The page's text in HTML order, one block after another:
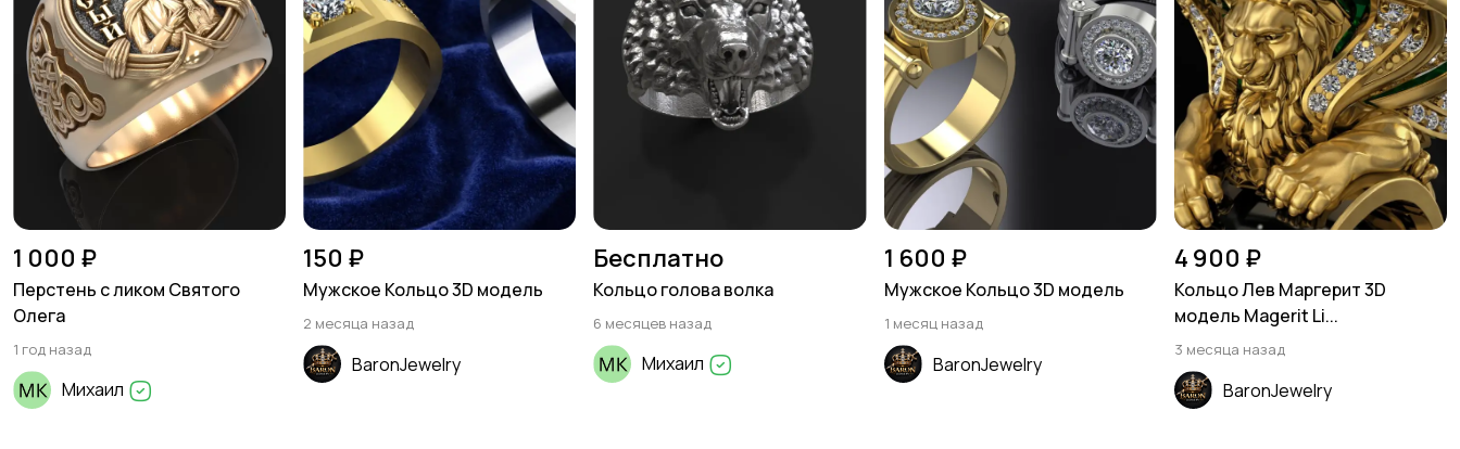
1 000 ₽
Перстень с ликом Святого
Олега
1 год назад
Михаил
150 ₽
Мужское Кольцо 3D модель
2 месяца назад
BaronJewelry
Бесплатно
Кольцо голова волка
6 месяцев назад
Михаил
1 600 ₽
Мужское Кольцо 3D модель
1 месяц назад
BaronJewelry
4 900 ₽
Кольцо Лев Маргерит 3D
модель Magerit Li...
3 месяца назад
BaronJewelry